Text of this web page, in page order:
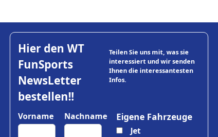
Hier den WT
FunSports
NewsLetter
bestellen!!
Teilen Sie uns mit, was sie
interessiert und wir senden
Ihnen die interessantesten
Infos.
Vorname Nachname Eigene Fahrzeuge
Jet